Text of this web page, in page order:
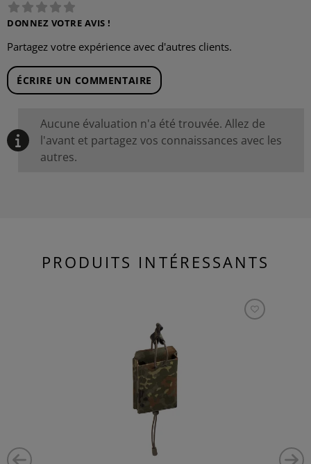
DONNEZ VOTRE AVIS !
Partagez votre expérience avec d'autres clients.
ÉCRIRE UN COMMENTAIRE
Aucune évaluation n'a été trouvée. Allez de
l'avant et partagez vos connaissances avec les
autres.
PRODUITS INTÉRESSANTS